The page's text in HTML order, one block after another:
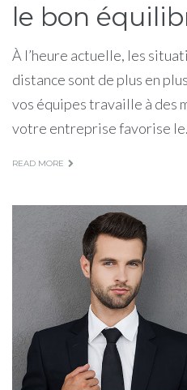
le bon
À l’heure actuelle, les
distance sont de plus en
vos équipes travaille à des
votre entreprise favorise
READ MORE